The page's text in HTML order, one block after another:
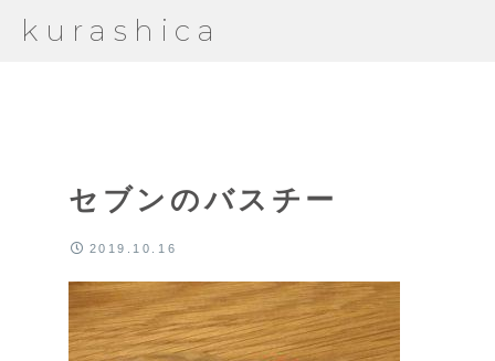
kurashica
セブンのバスチー
2019.10.16